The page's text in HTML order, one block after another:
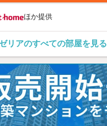
ほか提供
リアのすべての部屋を見る